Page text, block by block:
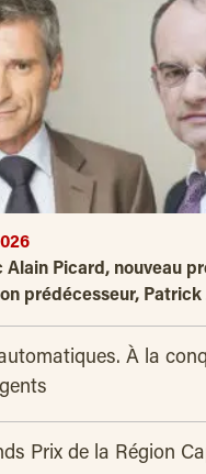
Alain Picard, nouveau
prédécesseur,
À la
Prix de la Région